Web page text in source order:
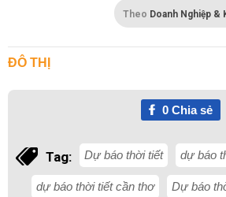
Theo Doanh Nghiệp &
ĐÔ THỊ
0Chia sẻ
Tag: Dự báo thời tiết dự báo
dự báo thời tiết cần thơ Dự báo